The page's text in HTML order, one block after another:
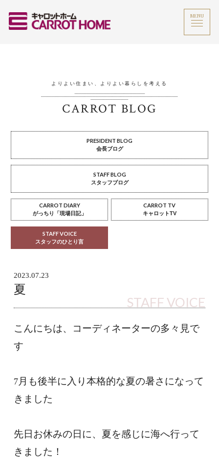
MENU
よりよい住まい、よりよい暮らしを考える
CARROT BLOG
PRESIDENT BLOG
会長ブログ
STAFF BLOG
スタッフブログ
CARROT DIARY
がっちり「現場日記」
CARROT TV
キャロットTV
STAFF VOICE
スタッフのひとり言
2023.07.23
夏
STAFF VOICE
こんにちは、コーディネーターの多々見で
す
7月も後半に入り本格的な夏の暑さになって
きました
先日お休みの日に、夏を感じに海へ行って
きました！